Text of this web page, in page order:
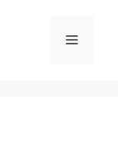
Menu